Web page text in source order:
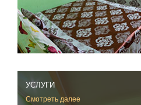
УСЛУГИ
Смотреть далее